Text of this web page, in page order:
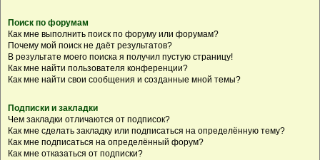
Поиск по форумам
Как мне выполнить поиск по форуму или форумам?
Почему мой поиск не даёт результатов?
В результате моего поиска я получил пустую страницу!
Как мне найти пользователя конференции?
Как мне найти свои сообщения и созданные мной темы?
Подписки и закладки
Чем закладки отличаются от подписок?
Как мне сделать закладку или подписаться на определённую тему?
Как мне подписаться на определённый форум?
Как мне отказаться от подписки?